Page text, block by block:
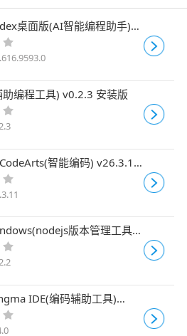
桌面版(AI智能编程助手)
官方免费版
编程工具) v0.2.3 安装版
智能编码) v26.3.11
版本管理工具)
IDE(编码辅助工具)
新安装版